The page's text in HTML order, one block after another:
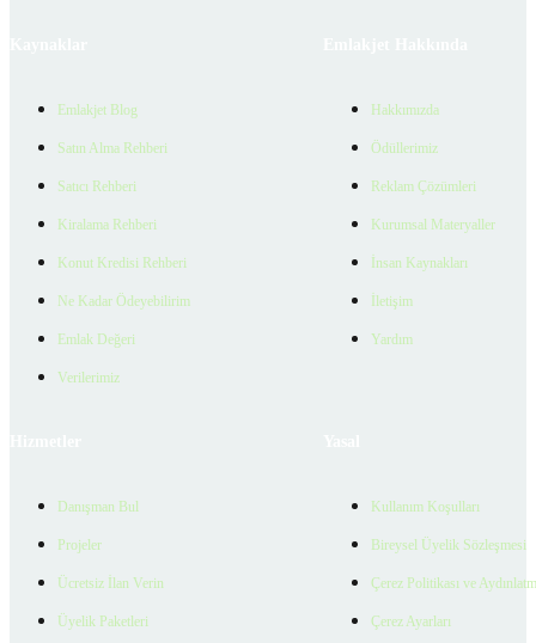
Emlakjet Blog
Satın Alma Rehberi
Satıcı Rehberi
Kiralama Rehberi
Konut Kredisi Rehberi
Ne Kadar Ödeyebilirim
Emlak Değeri
Verilerimiz
Hakkımızda
Ödüllerimiz
Reklam Çözümleri
Kurumsal Materyaller
İnsan Kaynakları
İletişim
Yardım
Danışman Bul
Projeler
Ücretsiz İlan Verin
Üyelik Paketleri
Kullanım Koşulları
Bireysel Üyelik Sözleşmesi
Çerez Politikası ve
Çerez Ayarları